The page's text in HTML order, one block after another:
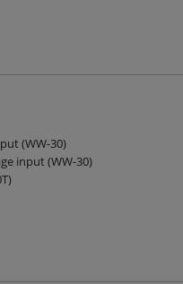
(WW-30)
input (WW-30)